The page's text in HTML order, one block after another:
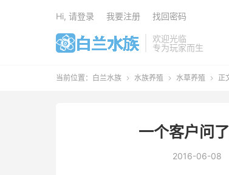
欢迎光临
专为玩家而生
Hi, 请登录 我要注册 找回密码
当前位置： 白兰水族  水族养殖  水草养殖  正
一个客户问
2016-06-08